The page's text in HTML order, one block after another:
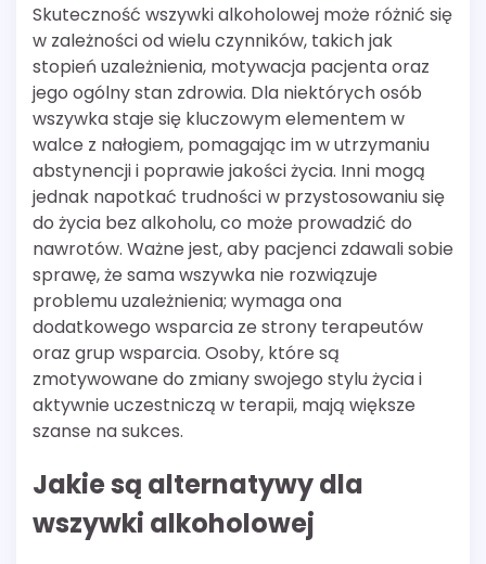
Skuteczność wszywki alkoholowej może różnić się
w zależności od wielu czynników, takich jak
stopień uzależnienia, motywacja pacjenta oraz
jego ogólny stan zdrowia. Dla niektórych osób
wszywka staje się kluczowym elementem w
walce z nałogiem, pomagając im w utrzymaniu
abstynencji i poprawie jakości życia. Inni mogą
jednak napotkać trudności w przystosowaniu się
do życia bez alkoholu, co może prowadzić do
nawrotów. Ważne jest, aby pacjenci zdawali sobie
sprawę, że sama wszywka nie rozwiązuje
problemu uzależnienia; wymaga ona
dodatkowego wsparcia ze strony terapeutów
oraz grup wsparcia. Osoby, które są
zmotywowane do zmiany swojego stylu życia i
aktywnie uczestniczą w terapii, mają większe
szanse na sukces.
Jakie są alternatywy dla
wszywki alkoholowej